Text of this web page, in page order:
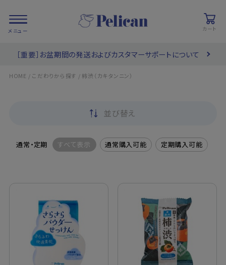
カート
PRODUCTS/ 商品を探す
定期購入
［重要］お盆期間の発送およびカスタマーサポートについて
HOME / こだわりから探す / 柿渋（カキタンニン）
並び替え
通常・定期 すべて表示 通常購入可能 定期購入可能